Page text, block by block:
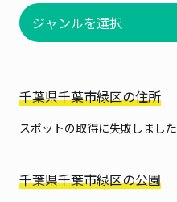
千葉県千葉市緑区の住所
スポットの取得に失敗しました
千葉県千葉市緑区の公園